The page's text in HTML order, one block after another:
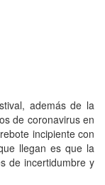
además de la
de coronavirus en
incipiente con
llegan es que la
de incertidumbre y